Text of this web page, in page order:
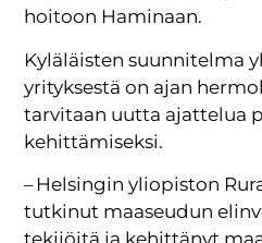
hoitoon Haminaan.
Kyläläisten suunnitelma
yrityksestä on ajan
tarvitaan uutta ajattelua
kehittämiseksi.
– Helsingin yliopiston
tutkinut maaseudun
tekijöitä ja kehittänyt